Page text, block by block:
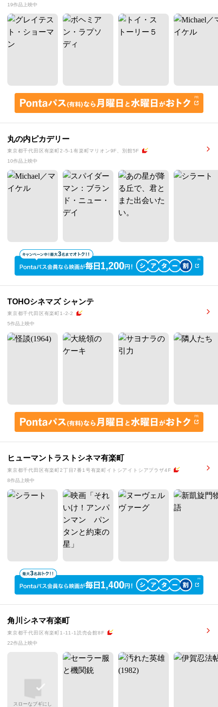
19作品上映中
丸の内ピカデリー
東京都千代田区有楽町2-5-1有楽町マリオン9F、別館5F
10作品上映中
TOHOシネマズ シャンテ
東京都千代田区有楽町1-2-2
5作品上映中
ヒューマントラストシネマ有楽町
東京都千代田区有楽町2丁目7番1号有楽町イトシアイトシアプラザ4F
8作品上映中
角川シネマ有楽町
東京都千代田区有楽町1-11-1読売会館8F
22作品上映中
スローなブギにし